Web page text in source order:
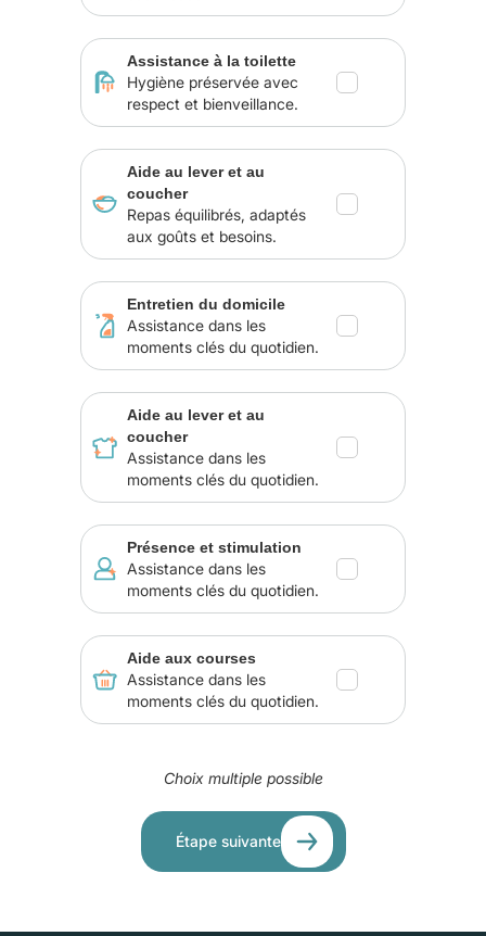
Assistance à la toilette
Hygiène préservée avec
respect et bienveillance.
Aide au lever et au
coucher
Repas équilibrés, adaptés
aux goûts et besoins.
Entretien du domicile
Assistance dans les
moments clés du quotidien.
Aide au lever et au
coucher
Assistance dans les
moments clés du quotidien.
Présence et stimulation
Assistance dans les
moments clés du quotidien.
Aide aux courses
Assistance dans les
moments clés du quotidien.
Choix multiple possible
Étape suivante